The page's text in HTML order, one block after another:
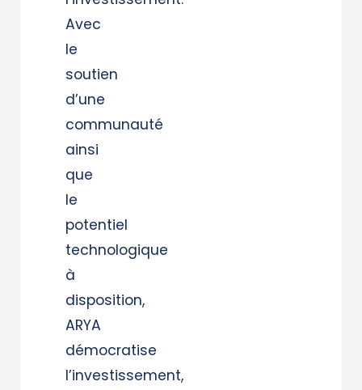
Avec
le
soutien
d’une
communauté
ainsi
que
le
potentiel
technologique
à
disposition,
ARYA
démocratise
l’investissement,